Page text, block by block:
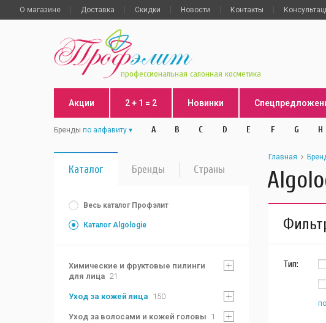
О магазине Доставка Скидки Новости Контакты
профессиональная салонная косметика
Акции 2 + 1 = 2 Новинки
Бренды по алфавиту A B C D E F G H
Каталог Бренды Страны
Весь каталог Профэлит
Каталог Algologie
Химические и фруктовые пилинги
для лица 21
Уход за кожей лица 150
Уход за волосами и кожей головы 1
Главная
Тип: